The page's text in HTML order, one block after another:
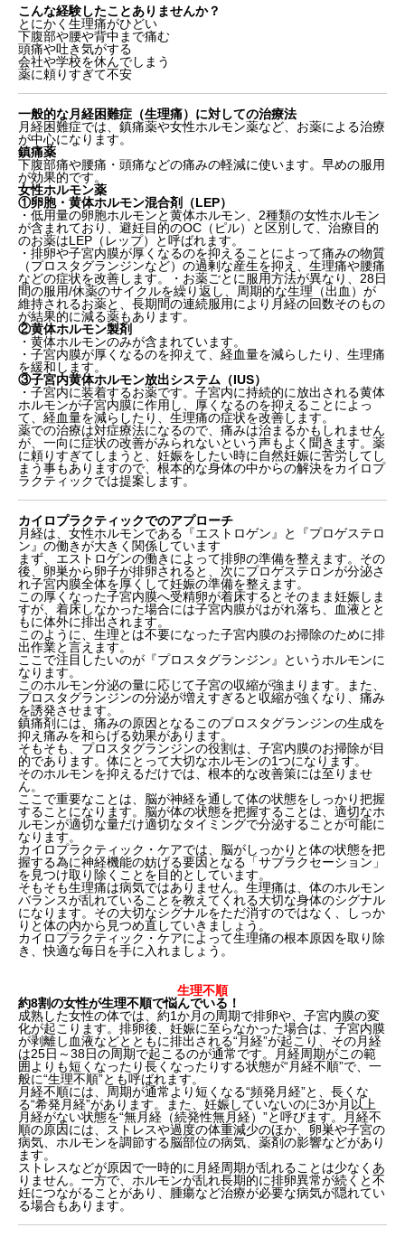
こんな経験したことありませんか？
とにかく生理痛がひどい
下腹部や腰や背中まで痛む
頭痛や吐き気がする
会社や学校を休んでしまう
薬に頼りすぎて不安
一般的な月経困難症（生理痛）に対しての治療法
月経困難症では、鎮痛薬や女性ホルモン薬など、お薬による治療
が中心になります。
鎮痛薬
下腹部痛や腰痛・頭痛などの痛みの軽減に使います。早めの服用
が効果的です。
女性ホルモン薬
①卵胞・黄体ホルモン混合剤（LEP）
・低用量の卵胞ホルモンと黄体ホルモン、2種類の女性ホルモン
が含まれており、避妊目的のOC（ピル）と区別して、治療目的
のお薬はLEP（レップ）と呼ばれます。
・排卵や子宮内膜が厚くなるのを抑えることによって痛みの物質
（プロスタグランジンなど）の過剰な産生を抑え、生理痛や腰痛
などの症状を改善します。・お薬ごとに服用方法が異なり、28日
間の服用/休薬のサイクルを繰り返し、周期的な生理（出血）が
維持されるお薬と、長期間の連続服用により月経の回数そのもの
が結果的に減る薬もあります。
②黄体ホルモン製剤
・黄体ホルモンのみが含まれています。
・子宮内膜が厚くなるのを抑えて、経血量を減らしたり、生理痛
を緩和します。
③子宮内黄体ホルモン放出システム（IUS）
・子宮内に装着するお薬です。子宮内に持続的に放出される黄体
ホルモンが子宮内膜に作用し、厚くなるのを抑えることによっ
て、経血量を減らしたり、生理痛の症状を改善します。
薬での治療は対症療法になるので、痛みは治まるかもしれません
が、一向に症状の改善がみられないという声もよく聞きます。薬
に頼りすぎてしまうと、妊娠をしたい時に自然妊娠に苦労してし
まう事もありますので、根本的な身体の中からの解決をカイロプ
ラクティックでは提案します。
カイロプラクティックでのアプローチ
月経は、女性ホルモンである『エストロゲン』と『プロゲステロ
ン』の働きが大きく関係しています
まず、エストロゲンの働きによって排卵の準備を整えます。その
後、卵巣から卵子が排卵されると、次にプロゲステロンが分泌さ
れ子宮内膜全体を厚くして妊娠の準備を整えます。
この厚くなった子宮内膜へ受精卵が着床するとそのまま妊娠しま
すが、着床しなかった場合には子宮内膜がはがれ落ち、血液とと
もに体外に排出されます。
このように、生理とは不要になった子宮内膜のお掃除のために排
出作業と言えます。
ここで注目したいのが『プロスタグランジン』というホルモンに
なります。
このホルモン分泌の量に応じて子宮の収縮が強まります。また、
プロスタグランジンの分泌が増えすぎると収縮が強くなり、痛み
を誘発させます。
鎮痛剤には、痛みの原因となるこのプロスタグランジンの生成を
抑え痛みを和らげる効果があります。
そもそも、プロスタグランジンの役割は、子宮内膜のお掃除が目
的であります。体にとって大切なホルモンの1つになります。
そのホルモンを抑えるだけでは、根本的な改善策には至りませ
ん。
ここで重要なことは、脳が神経を通して体の状態をしっかり把握
することになります。脳が体の状態を把握することは、適切なホ
ルモンが適切な量だけ適切なタイミングで分泌することが可能に
なります。
カイロプラクティック・ケアでは、脳がしっかりと体の状態を把
握する為に神経機能の妨げる要因となる「サブラクセーション」
を見つけ取り除くことを目的としています。
そもそも生理痛は病気ではありません。生理痛は、体のホルモン
バランスが乱れていることを教えてくれる大切な身体のシグナル
になります。その大切なシグナルをただ消すのではなく、しっか
りと体の内から見つめ直していきましょう。
カイロプラクティック・ケアによって生理痛の根本原因を取り除
き、快適な毎日を手に入れましょう。
生理不順
約8割の女性が生理不順で悩んでいる！
成熟した女性の体では、約1か月の周期で排卵や、子宮内膜の変
化が起こります。排卵後、妊娠に至らなかった場合は、子宮内膜
が剥離し血液などとともに排出される“月経”が起こり、その月経
は25日～38日の周期で起こるのが通常です。月経周期がこの範
囲よりも短くなったり長くなったりする状態が“月経不順”で、一
般に“生理不順”とも呼ばれます。
月経不順には、周期が通常より短くなる“頻発月経”と、長くな
る“希発月経”があります。また、妊娠していないのに3か月以上
月経がない状態を“無月経（続発性無月経）”と呼びます。月経不
順の原因には、ストレスや過度の体重減少のほか、卵巣や子宮の
病気、ホルモンを調節する脳部位の病気、薬剤の影響などがあり
ます。
ストレスなどが原因で一時的に月経周期が乱れることは少なくあ
りません。一方で、ホルモンが乱れ長期的に排卵異常が続くと不
妊につながることがあり、腫瘍など治療が必要な病気が隠れてい
る場合もあります。